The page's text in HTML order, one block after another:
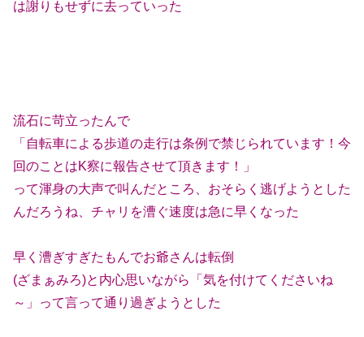
は謝りもせずに去っていった
流石に苛立ったんで
「自転車による歩道の走行は条例で禁じられています！今
回のことはK察に報告させて頂きます！」
って渾身の大声で叫んだところ、おそらく逃げようとした
んだろうね、チャリを漕ぐ速度は急に早くなった
早く漕ぎすぎたもんでお爺さんは転倒
(ざまぁみろ)と内心思いながら「気を付けてくださいね
～」って言って通り過ぎようとした